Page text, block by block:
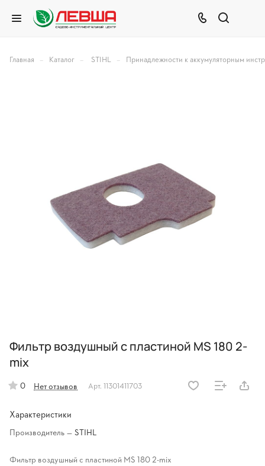
Главная – Каталог – STIHL – Принадлежности к аккумуляторным
Фильтр воздушный с пластиной MS 180 2-
mix
0 Нет отзывов Арт. 11301411703
Характеристики
Производитель — STIHL
Фильтр воздушный с пластиной MS 180 2-mix